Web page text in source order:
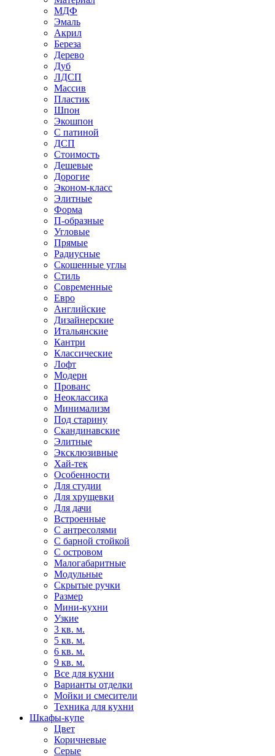
МДФ
Эмаль
Акрил
Береза
Дерево
Дуб
ЛДСП
Массив
Пластик
Шпон
Экошпон
С патиной
ДСП
Стоимость
Дешевые
Дорогие
Эконом-класс
Элитные
Форма
П-образные
Угловые
Прямые
Радиусные
Скошенные углы
Стиль
Современные
Евро
Английские
Дизайнерские
Итальянские
Кантри
Классические
Лофт
Модерн
Прованс
Неоклассика
Минимализм
Под старину
Скандинавские
Элитные
Эксклюзивные
Хай-тек
Особенности
Для студии
Для хрущевки
Для дачи
Встроенные
С антресолями
С барной стойкой
С островом
Малогабаритные
Модульные
Скрытые ручки
Размер
Мини-кухни
Узкие
3 кв. м.
5 кв. м.
6 кв. м.
9 кв. м.
Все для кухни
Варианты отделки
Мойки и смесители
Техника для кухни
Шкафы-купе
Цвет
Коричневые
Серые